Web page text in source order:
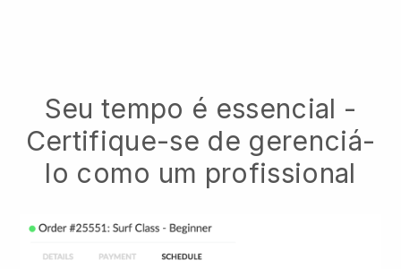
Seu tempo é essencial -
Certifique-se de gerenciá-
lo como um profissional